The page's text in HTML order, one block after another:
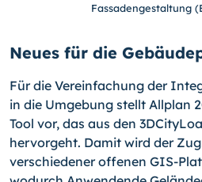
Fassadengestaltung
Neues für die
Für die Vereinfachung der
in die Umgebung stellt Allplan
Tool vor, das aus den
hervorgeht. Damit wird der
verschiedener offenen GIS-